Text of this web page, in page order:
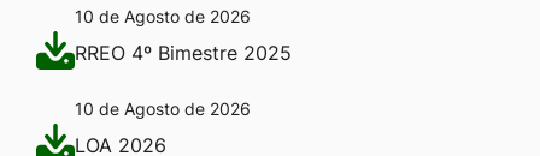
10 de Agosto de 2026
RREO 4º Bimestre 2025
10 de Agosto de 2026
LOA 2026